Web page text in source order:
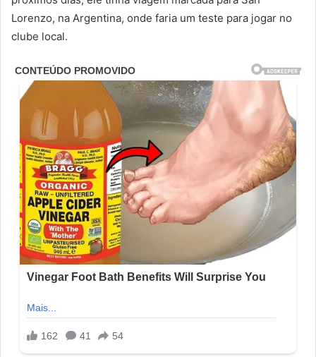
Lorenzo, na Argentina, onde faria um teste para jogar no
clube local.